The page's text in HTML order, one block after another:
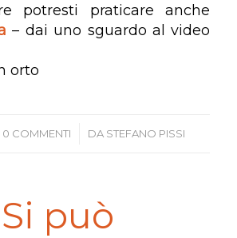
potresti praticare anche
– dai uno sguardo al video
orto
0 COMMENTI
/ DA STEFANO PISSI
Si può